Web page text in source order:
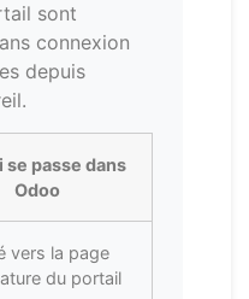
sont
connexion
depuis
se passe dans
Odoo
vers la page
du portail